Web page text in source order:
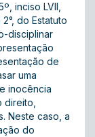
inciso LVII,
do Estatuto
disciplinar
de
uma
inocência
Neste caso, a
do